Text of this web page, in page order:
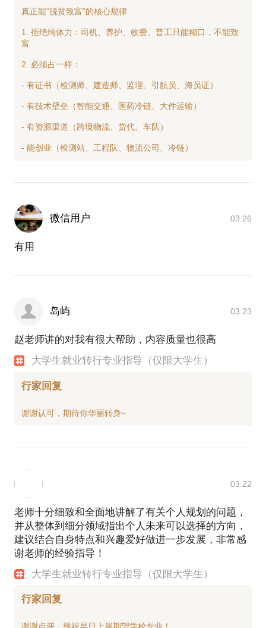
真正能“脱贫致富”的核心规律
1. 拒绝纯体力：司机、养护、收费、普工只能糊口，不能致
富
2. 必须占一样：
- 有证书（检测师、建造师、监理、引航员、海员证）
- 有技术壁垒（智能交通、医药冷链、大件运输）
- 有资源渠道（跨境物流、货代、车队）
微信用户 03.26
有用
岛屿 03.23
赵老师讲的对我有很大帮助，内容质量也很高
大学生就业转行专业指导（仅限大学生）
行家回复
03.22
老师十分细致和全面地讲解了有关个人规划的问题，
并从整体到细分领域指出个人未来可以选择的方向，
建议结合自身特点和兴趣爱好做进一步发展，非常感
谢老师的经验指导！
大学生就业转行专业指导（仅限大学生）
行家回复